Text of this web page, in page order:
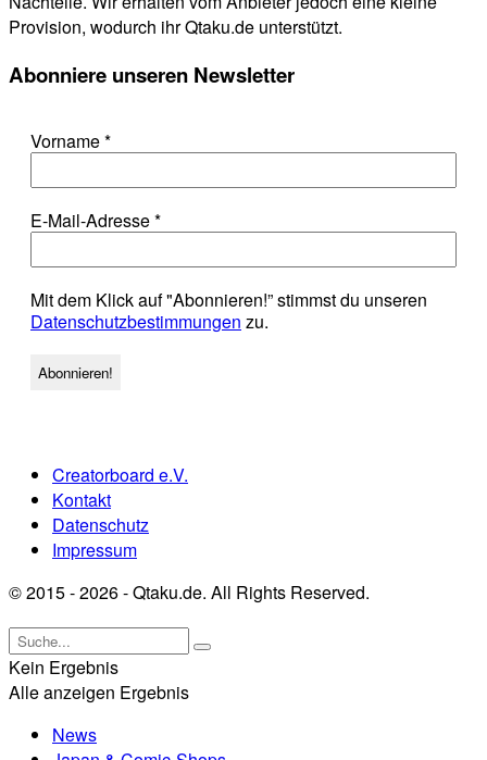
Provision, wodurch ihr Qtaku.de unterstützt.
Abonniere unseren Newsletter
Vorname*
E-Mail-Adresse*
Mit dem Klick auf "Abonnieren!” stimmst du unseren
Datenschutzbestimmungen zu.
Creatorboard e.V.
Kontakt
Datenschutz
Impressum
© 2015 - 2026 - Qtaku.de. All Rights Reserved.
Kein Ergebnis
Alle anzeigen Ergebnis
News